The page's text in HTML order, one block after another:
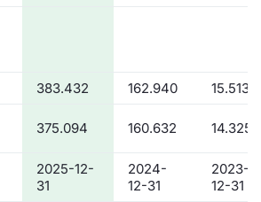
383.432 162.940
15.513
375.094 160.632 14.325
2025-12-
31
2024-
12-31
2023-
12-31